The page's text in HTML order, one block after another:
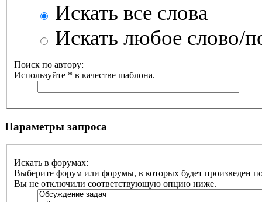
Искать все слова
Искать любое слово/
Поиск по автору:
Используйте * в качестве шаблона.
Параметры запроса
Искать в форумах:
Выберите форум или форумы, в которых будет произведен
Вы не отключили соответствующую опцию ниже.